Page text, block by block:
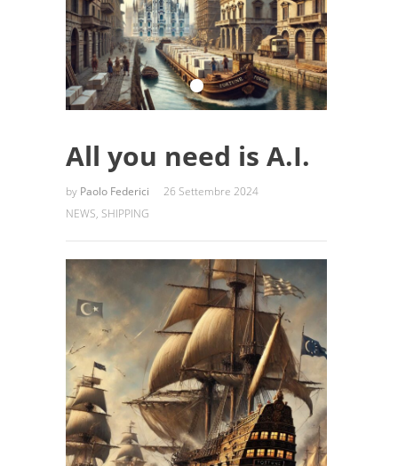
All you need is A.I.
by Paolo Federici
26 Settembre 2024
NEWS, SHIPPING